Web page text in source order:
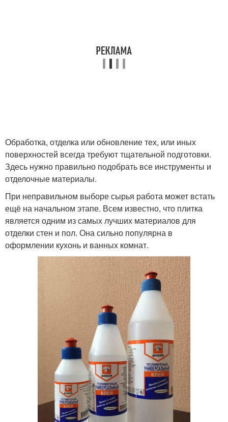
Обработка, отделка или обновление тех, или иных
поверхностей всегда требуют тщательной подготовки.
Здесь нужно правильно подобрать все инструменты и
отделочные материалы.
При неправильном выборе сырья работа может встать
ещё на начальном этапе. Всем известно, что плитка
является одним из самых лучших материалов для
отделки стен и пол. Она сильно популярна в
оформлении кухонь и ванных комнат.